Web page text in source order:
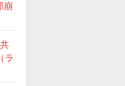
崩
ラ